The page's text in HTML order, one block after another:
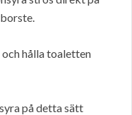
hålla toaletten
på detta sätt